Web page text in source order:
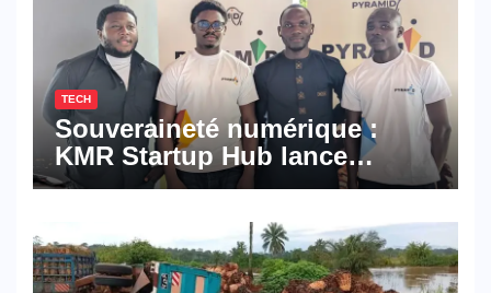
TECH
Souveraineté numérique :
KMR Startup Hub lance
Pyramid Browser et Pyramid
numériques made in
Cameroon